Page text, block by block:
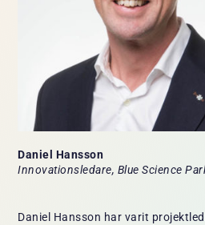
Daniel Hansson
Innovationsledare, Blue Science
Daniel Hansson har varit